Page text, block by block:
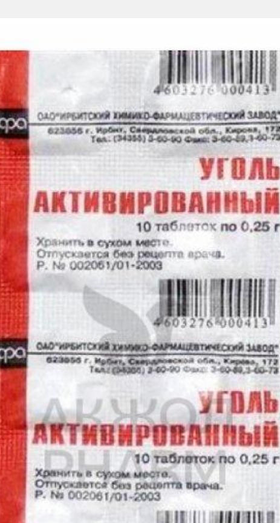
в стадии обострения
желудка и двенадцатиперстной кишки в комбинации с
по 20 мг 1 раз в день, утром. При язвенной болезни
ещё 4 недели лечения.
наступает в течение 6 недель, но иногда может
газов в кишечнике, образование доброкачественных
работоспособности, эмоциональными перепадами,
натрия, замещенным бензимидазолам или к любому из
женщин не установлена, а исследований с участием